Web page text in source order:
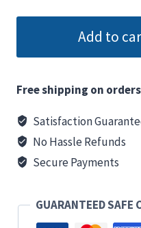
Add to
Free shipping on
Satisfaction
No Hassle Refunds
Secure Payments
GUARANTEED SAFE